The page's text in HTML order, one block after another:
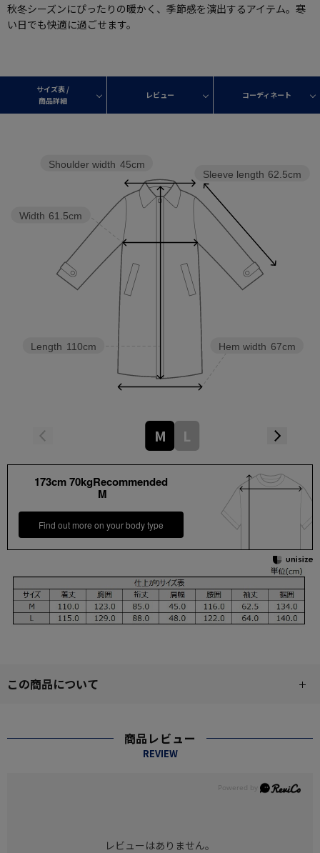
秋冬シーズンにぴったりの暖かく、季節感を演出するアイテム。寒
い日でも快適に過ごせます。
サイズ表 /
商品詳細
レビュー コーディネート
Hem width 67cm
Sleeve length 62.5cm
Length 110cm
Width 61.5cm
Shoulder width 45cm
M L
173cm 70kgRecommended
M
Find out more on your body type
この商品について
商品レビュー
REVIEW
レビューはありません。